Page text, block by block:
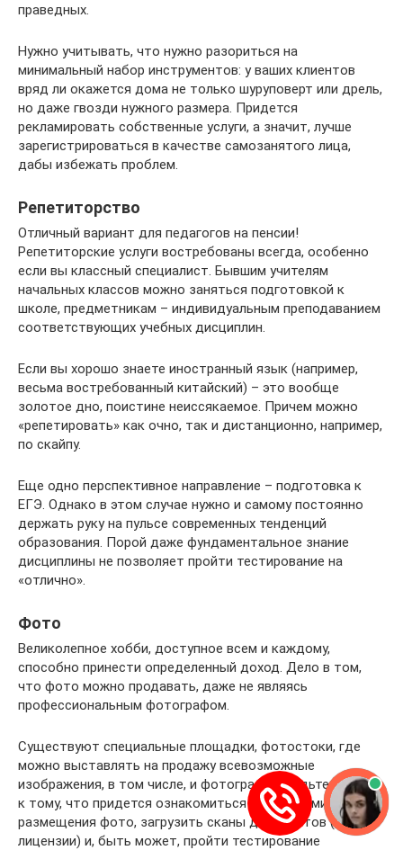
праведных.
Нужно учитывать, что нужно разориться на
минимальный набор инструментов: у ваших клиентов
вряд ли окажется дома не только шуруповерт или дрель,
но даже гвозди нужного размера. Придется
рекламировать собственные услуги, а значит, лучше
зарегистрироваться в качестве самозанятого лица,
дабы избежать проблем.
Репетиторство
Отличный вариант для педагогов на пенсии!
Репетиторские услуги востребованы всегда, особенно
если вы классный специалист. Бывшим учителям
начальных классов можно заняться подготовкой к
школе, предметникам – индивидуальным преподаванием
соответствующих учебных дисциплин.
Если вы хорошо знаете иностранный язык (например,
весьма востребованный китайский) – это вообще
золотое дно, поистине неиссякаемое. Причем можно
«репетировать» как очно, так и дистанционно, например,
по скайпу.
Еще одно перспективное направление – подготовка к
ЕГЭ. Однако в этом случае нужно и самому постоянно
держать руку на пульсе современных тенденций
образования. Порой даже фундаментальное знание
дисциплины не позволяет пройти тестирование на
«отлично».
Фото
Великолепное хобби, доступное всем и каждому,
способно принести определенный доход. Дело в том,
что фото можно продавать, даже не являясь
профессиональным фотографом.
Существуют специальные площадки, фотостоки, где
можно выставлять на продажу всевозможные
изображения, в том числе, и фотографии. Будьте готовы
к тому, что придется ознакомиться с правилами
размещения фото, загрузить сканы документов (для
лицензии) и, быть может, пройти тестирование